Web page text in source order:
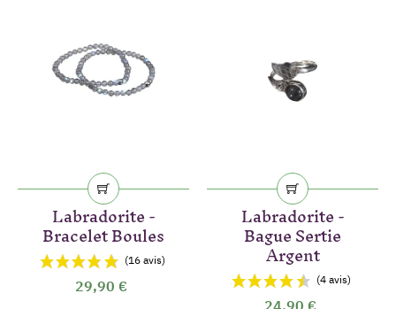
Labradorite -
Bracelet Boules
29,90 €
Labradorite -
Bague Sertie
Argent
24,90 €